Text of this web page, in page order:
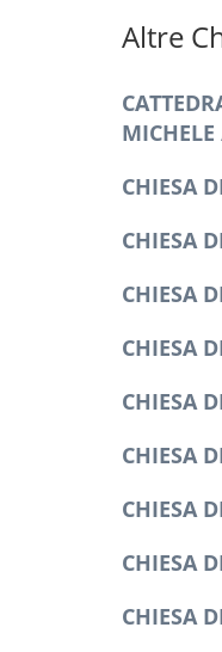
Altre
CHIESA
CHIESA
CHIESA
CHIESA
CHIESA
CHIESA
CHIESA
CHIESA
CHIESA